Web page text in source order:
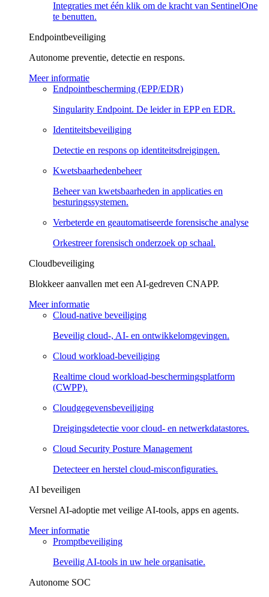
Integraties met één klik om de kracht van SentinelOne
te benutten.
Endpointbeveiliging
Autonome preventie, detectie en respons.
Meer informatie
Endpointbescherming (EPP/EDR)
Singularity Endpoint. De leider in EPP en EDR.
Identiteitsbeveiliging
Detectie en respons op identiteitsdreigingen.
Kwetsbaarhedenbeheer
Beheer van kwetsbaarheden in applicaties en
besturingssystemen.
Verbeterde en geautomatiseerde forensische analyse
Orkestreer forensisch onderzoek op schaal.
Cloudbeveiliging
Blokkeer aanvallen met een AI-gedreven CNAPP.
Meer informatie
Cloud-native beveiliging
Beveilig cloud-, AI- en ontwikkelomgevingen.
Cloud workload-beveiliging
Realtime cloud workload-beschermingsplatform
(CWPP).
Cloudgegevensbeveiliging
Dreigingsdetectie voor cloud- en netwerkdatastores.
Cloud Security Posture Management
Detecteer en herstel cloud-misconfiguraties.
AI beveiligen
Versnel AI-adoptie met veilige AI-tools, apps en agents.
Meer informatie
Promptbeveiliging
Beveilig AI-tools in uw hele organisatie.
Autonome SOC